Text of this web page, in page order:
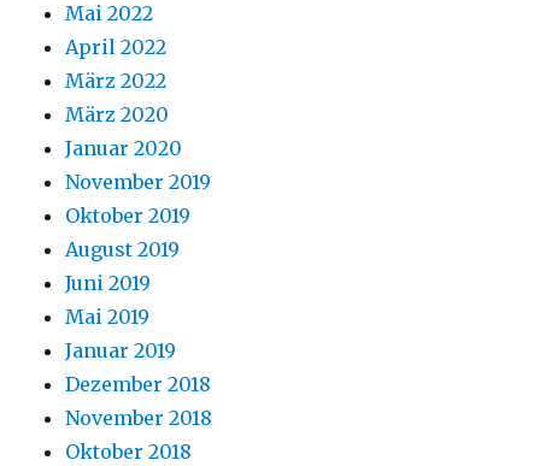
Mai 2022
April 2022
März 2022
März 2020
Januar 2020
November 2019
Oktober 2019
August 2019
Juni 2019
Mai 2019
Januar 2019
Dezember 2018
November 2018
Oktober 2018